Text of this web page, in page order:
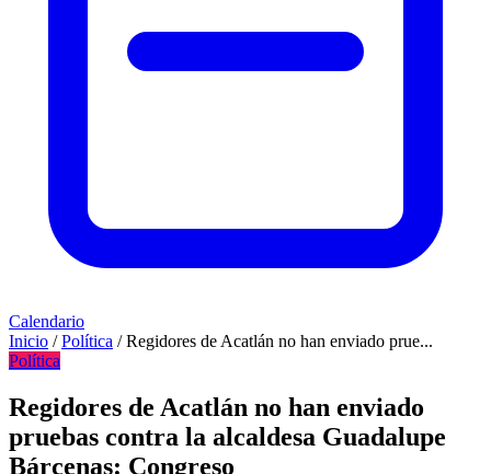
Calendario
Inicio / Política / Regidores de Acatlán no han enviado prue...
Política
Regidores de Acatlán no han enviado
pruebas contra la alcaldesa Guadalupe
Bárcenas: Congreso